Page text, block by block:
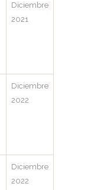
Diciembre
2021
Diciembre
2022
Diciembre
2022